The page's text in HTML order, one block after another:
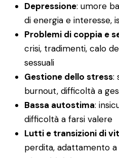
Depressione: umore
di energia e interesse,
Problemi di coppia e
crisi, tradimenti, calo
sessuali
Gestione dello stress:
burnout, difficoltà a
Bassa autostima:
difficoltà a farsi valere
Lutti e transizioni di
perdita, adattamento